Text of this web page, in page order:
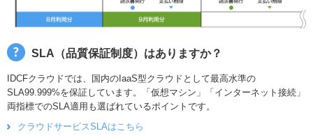
SLA（品質保証制度）はありますか？
IDCFクラウドでは、国内のIaaS型クラウドとして最高水準の
SLA99.999%を保証しています。「仮想マシン」「インターネット接続」
両指標でのSLA適用も選ばれているポイントです。
クラウドサービスSLAはこちら